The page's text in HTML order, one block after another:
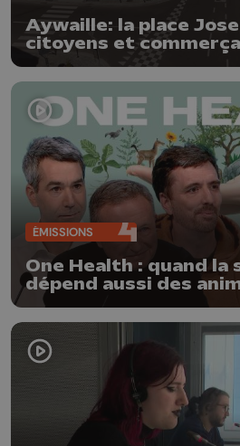
Aywaille: la place
citoyens et
ÉMISSIONS
One Health : quand la
dépend aussi des
planète